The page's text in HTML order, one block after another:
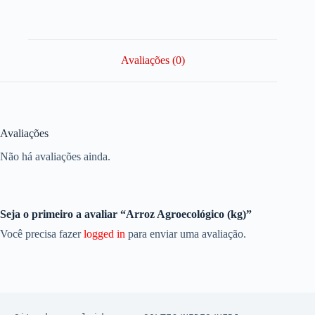
Avaliações (0)
Avaliações
Não há avaliações ainda.
Seja o primeiro a avaliar “Arroz Agroecológico (kg)”
Você precisa fazerlogged in para enviar uma avaliação.